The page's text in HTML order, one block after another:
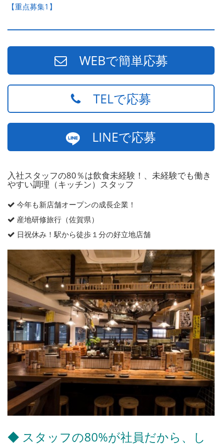
【重点募集1】
WEBで簡単応募
TELで応募
LINEで応募
入社スタッフの80％は飲食未経験！、未経験でも働き
やすい調理（キッチン）スタッフ
今年も新店舗オープンの成長企業！
産地研修旅行（佐賀県）
日祝休み！駅から徒歩１分の好立地店舗
◆ スタッフの80%が社員だから、し